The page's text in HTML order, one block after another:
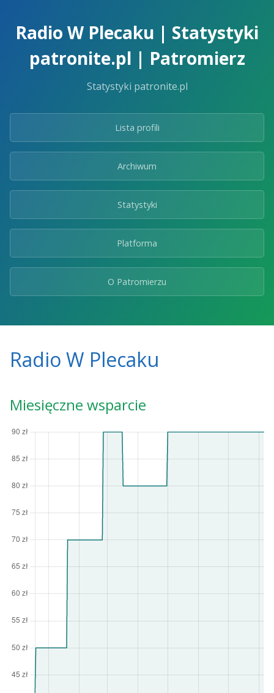
Radio W Plecaku | Statystyki
patronite.pl | Patromierz
Statystyki patronite.pl
Lista profili
Archiwum
Statystyki
Platforma
O Patromierzu
Radio W Plecaku
Miesięczne wsparcie